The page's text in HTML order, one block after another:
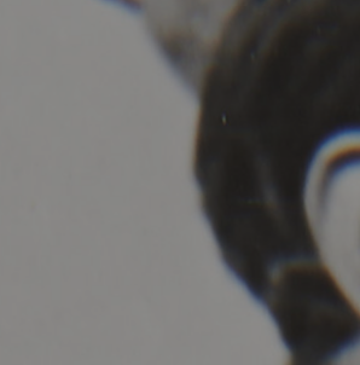
ARCHIVO
CERTAMEN DE DIBUJO
FUNDACIÓN
NOTICIAS